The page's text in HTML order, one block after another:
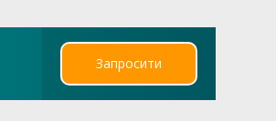
Запросити